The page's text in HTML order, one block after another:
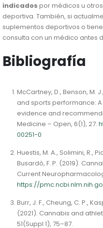
indicados por médicos u
deportiva. También, si
suplementos deportivos o
consulta con un médico antes
Bibliografía
McCartney, D., Benson, M.
and sports performance:
evidence and
Medicine – Open, 6(1), 27.
00251-0
Huestis, M. A., Solimini, R.,
Busardò, F. P. (2019).
Current
https://
Burr, J. F., Cheung, C. P.,
(2021). Cannabis and
51(Suppl 1), 75–87.